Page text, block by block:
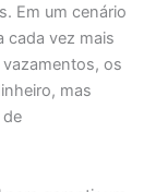
Em um cenário
cada vez mais
os
mas
de